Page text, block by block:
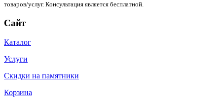
товаров/услуг. Консультация является бесплатной.
Сайт
Каталог
Услуги
Скидки на памятники
Корзина